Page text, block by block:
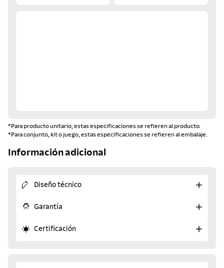
*Para producto unitario, estas especificaciones se refieren al producto.
*Para conjunto, kit o juego, estas especificaciones se refieren al embalaje.
Información adicional
Diseño técnico
Garantía
Certificación